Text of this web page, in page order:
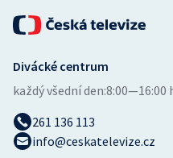
Divácké centrum
každý všední den:8:00—16:00
261 136 113
info@ceskatelevize.cz